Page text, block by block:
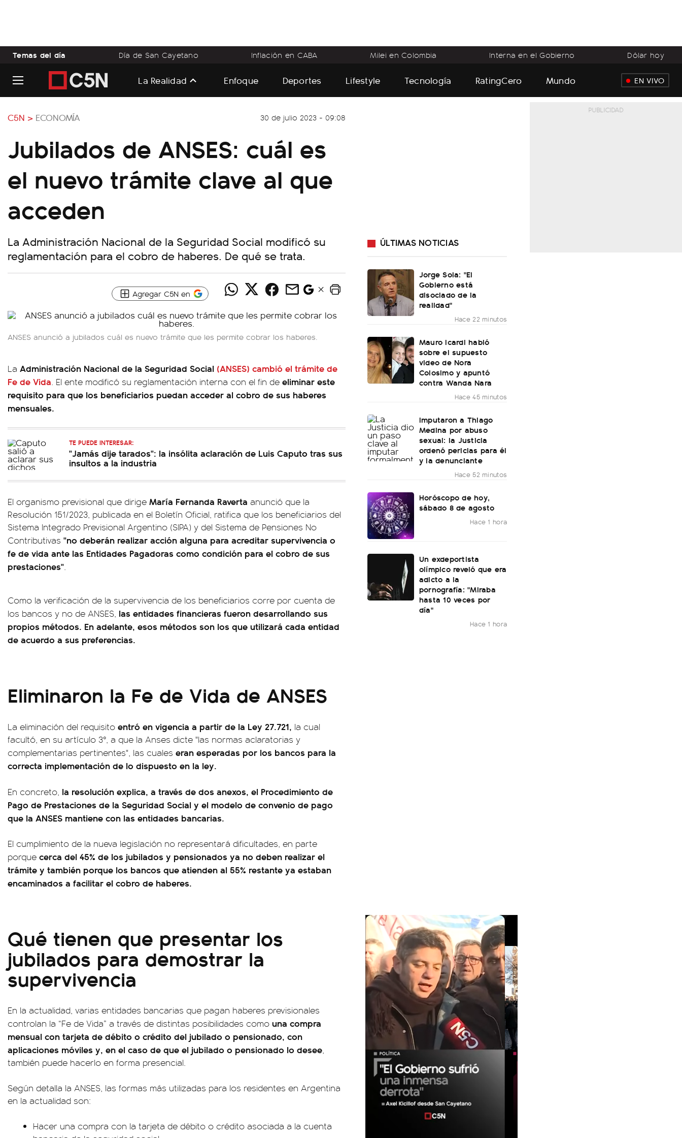
Temas del día Día de San Cayetano Inflación en CABA Milei en Colombia Interna en el Gobierno Dólar hoy
La Realidad Enfoque Deportes Lifestyle Tecnología RatingCero Mundo EN VIVO
C5N > ECONOMÍA 30 de julio 2023 - 09:08
Jubilados de ANSES: cuál es
el nuevo trámite clave al que
acceden
La Administración Nacional de la Seguridad Social modificó su
reglamentación para el cobro de haberes. De qué se trata.
Agregar C5N en
ANSES anunció a jubilados cuál es nuevo trámite que les permite cobrar los haberes.
La Administración Nacional de la Seguridad Social (ANSES) cambió el trámite de
Fe de Vida. El ente modificó su reglamentación interna con el fin de eliminar este
requisito para que los beneficiarios puedan acceder al cobro de sus haberes
mensuales.
TE PUEDE INTERESAR:
"Jamás dije tarados": la insólita aclaración de Luis Caputo tras sus
insultos a la industria
El organismo previsional que dirige María Fernanda Raverta anunció que la
Resolución 151/2023, publicada en el Boletín Oficial, ratifica que los beneficiarios del
Sistema Integrado Previsional Argentino (SIPA) y del Sistema de Pensiones No
Contributivas "no deberán realizar acción alguna para acreditar supervivencia o
fe de vida ante las Entidades Pagadoras como condición para el cobro de sus
prestaciones".
Como la verificación de la supervivencia de los beneficiarios corre por cuenta de
los bancos y no de ANSES, las entidades financieras fueron desarrollando sus
propios métodos. En adelante, esos métodos son los que utilizará cada entidad
de acuerdo a sus preferencias.
Eliminaron la Fe de Vida de ANSES
La eliminación del requisito entró en vigencia a partir de la Ley 27.721, la cual
facultó, en su artículo 3°, a que la Anses dicte "las normas aclaratorias y
complementarias pertinentes", las cuales eran esperadas por los bancos para la
correcta implementación de lo dispuesto en la ley.
En concreto, la resolución explica, a través de dos anexos, el Procedimiento de
Pago de Prestaciones de la Seguridad Social y el modelo de convenio de pago
que la ANSES mantiene con las entidades bancarias.
El cumplimiento de la nueva legislación no representará dificultades, en parte
porque cerca del 45% de los jubilados y pensionados ya no deben realizar el
trámite y también porque los bancos que atienden al 55% restante ya estaban
encaminados a facilitar el cobro de haberes.
Qué tienen que presentar los
jubilados para demostrar la
supervivencia
En la actualidad, varias entidades bancarias que pagan haberes previsionales
controlan la “Fe de Vida” a través de distintas posibilidades como una compra
mensual con tarjeta de débito o crédito del jubilado o pensionado, con
aplicaciones móviles y, en el caso de que el jubilado o pensionado lo desee,
también puede hacerlo en forma presencial.
Según detalla la ANSES, las formas más utilizadas para los residentes en Argentina
en la actualidad son:
Hacer una compra con la tarjeta de débito o crédito asociada a la cuenta
ÚLTIMAS NOTICIAS
Jorge Sola: "El
Gobierno está
disociado de la
realidad"
Hace 22 minutos
Mauro Icardi habló
sobre el supuesto
video de Nora
Colosimo y apuntó
contra Wanda Nara
Hace 45 minutos
Imputaron a Thiago
Medina por abuso
sexual: la Justicia
ordenó pericias para él
y la denunciante
Hace 52 minutos
Horóscopo de hoy,
sábado 8 de agosto
Hace 1 hora
Un exdeportista
olímpico reveló que era
adicto a la
pornografía: "Miraba
hasta 10 veces por
día"
Hace 1 hora